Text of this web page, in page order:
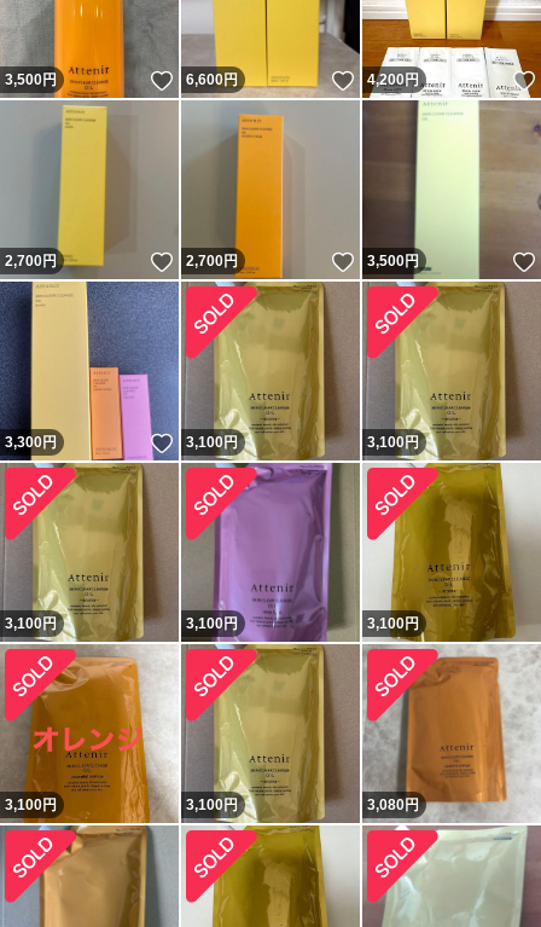
3,500円 いいね！
6,600円 いいね！
4,200円
2,700円 いいね！
2,700円 いいね！
3,500円
3,300円 いいね！
3,100円 3,100円
3,100円 3,100円 3,100円
3,100円 3,100円 3,080円